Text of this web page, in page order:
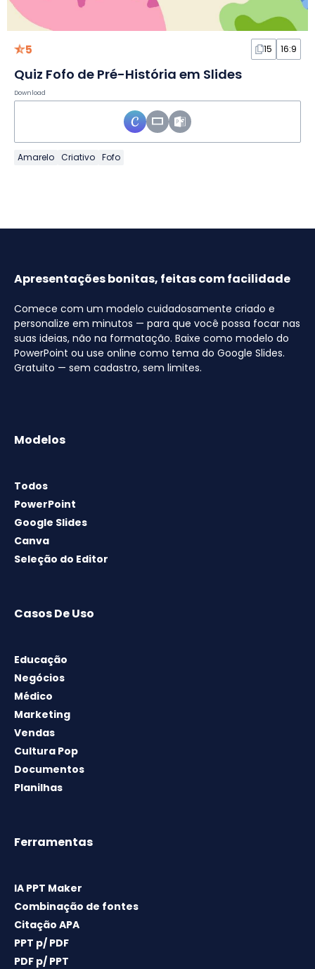
5 15 16:9
Quiz Fofo de Pré-História em Slides
Download
Amarelo Criativo Fofo
Apresentações bonitas, feitas com facilidade
Comece com um modelo cuidadosamente criado e
personalize em minutos — para que você possa focar nas
suas ideias, não na formatação. Baixe como modelo do
PowerPoint ou use online como tema do Google Slides.
Gratuito — sem cadastro, sem limites.
Modelos
Todos
PowerPoint
Google Slides
Canva
Seleção do Editor
Casos De Uso
Educação
Negócios
Médico
Marketing
Vendas
Cultura Pop
Documentos
Planilhas
Ferramentas
IA PPT Maker
Combinação de fontes
Citação APA
PPT p/ PDF
PDF p/ PPT